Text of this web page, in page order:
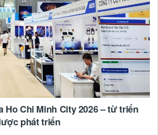
Ho Chi Minh City 2026 – từ triển
phát triển